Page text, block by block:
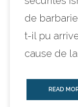
de
t-il pu
cause de
READ